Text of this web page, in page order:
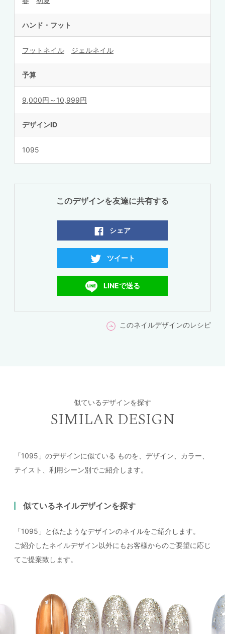
ハンド・フット
フットネイル ジェルネイル
予算
9,000円～10,999円
デザインID
1095
このデザインを友達に共有する
シェア
ツイート
LINEで送る
このネイルデザインのレシピ
似ているデザインを探す
SIMILAR DESIGN
「1095」のデザインに似ている ものを、デザイン、カラー、
テイスト、利用シーン別でご紹介します。
似ているネイルデザインを探す
「1095」と似たようなデザインのネイルをご紹介します。
ご紹介したネイルデザイン以外にもお客様からのご要望に応じ
てご提案致します。